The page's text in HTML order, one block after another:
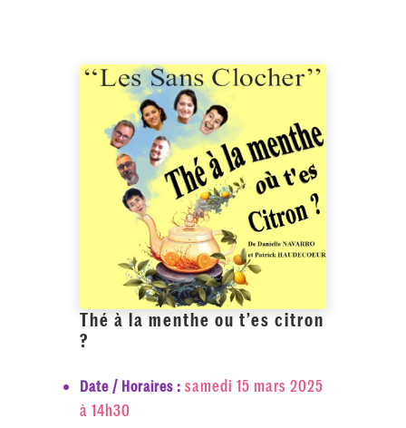
Thé à la menthe ou t’es citron
?
Date / Horaires : samedi 15 mars 2025
à 14h30